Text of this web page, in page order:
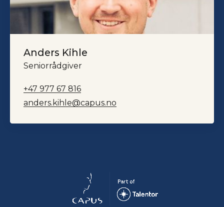
Anders Kihle
Seniorrådgiver
+47 977 67 816
anders.kihle@capus.no